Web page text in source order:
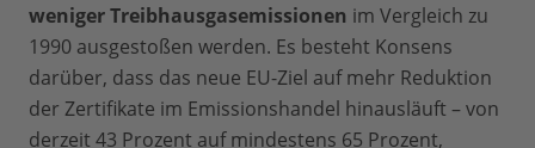
weniger Treibhausgasemissionen im Vergleich zu
1990 ausgestoßen werden. Es besteht Konsens
darüber, dass das neue EU-Ziel auf mehr Reduktion
der Zertifikate im Emissionshandel hinausläuft – von
derzeit 43 Prozent auf mindestens 65 Prozent,